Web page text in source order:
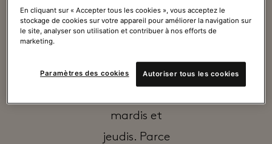
première année
de L’Institut
ateliers
mardis et
jeudis. Parce
En cliquant sur « Accepter tous les cookies », vous acceptez le
stockage de cookies sur votre appareil pour améliorer la navigation sur
le site, analyser son utilisation et contribuer à nos efforts de
marketing.
Paramètres des cookies Autoriser tous les cookies